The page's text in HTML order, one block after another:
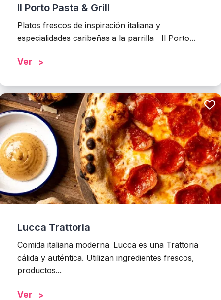
Il Porto Pasta & Grill
Platos frescos de inspiración italiana y
especialidades caribeñas a la parrilla Il Porto...
Ver
Lucca Trattoria
Comida italiana moderna. Lucca es una Trattoria
cálida y auténtica. Utilizan ingredientes frescos,
productos...
Ver